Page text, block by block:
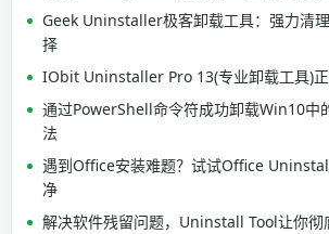
Geek Uninstaller极客卸载工具：强力清
择
IObit Uninstaller Pro 13(专业卸载工具)
通过PowerShell命令符成功卸载Win10中
法
遇到Office安装难题？试试Office
净
解决软件残留问题，Uninstall Tool让你彻